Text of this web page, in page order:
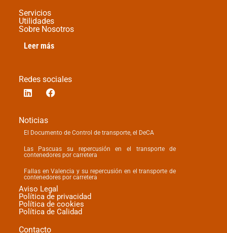
Servicios
Utilidades
Sobre Nosotros
Leer más
Redes sociales
Noticias
El Documento de Control de transporte, el DeCA
Las Pascuas su repercusión en el transporte de
contenedores por carretera
Fallas en Valencia y su repercusión en el transporte de
contenedores por carretera
Aviso Legal
Política de privacidad
Política de cookies
Política de Calidad
Contacto